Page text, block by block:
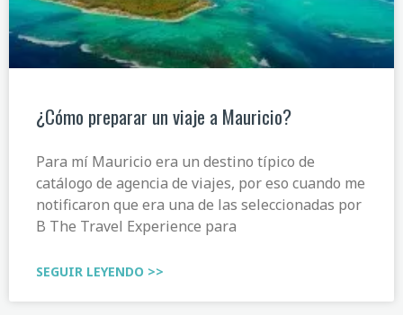
¿Cómo preparar un viaje a Mauricio?
Para mí Mauricio era un destino típico de
catálogo de agencia de viajes, por eso cuando me
notificaron que era una de las seleccionadas por
B The Travel Experience para
SEGUIR LEYENDO >>